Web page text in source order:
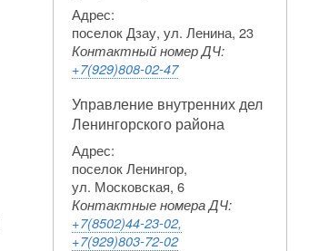
Адрес:
поселок Дзау, ул. Ленина, 23
Контактный номер ДЧ:
+7(929)808-02-47
Управление внутренних дел
Ленингорского района
Адрес:
поселок Ленингор,
ул. Московская, 6
Контактные номера ДЧ:
+7(8502)44-23-02,
+7(929)803-72-02